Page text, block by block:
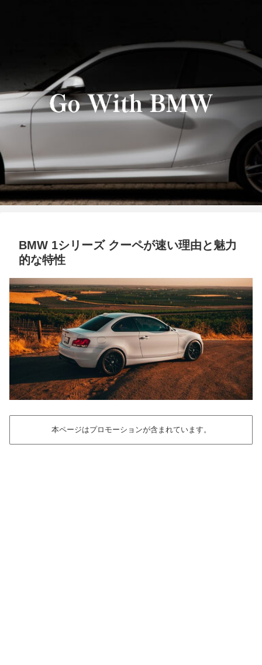
BMW 1シリーズ クーペが速い理由と魅力
的な特性
本ページはプロモーションが含まれています。